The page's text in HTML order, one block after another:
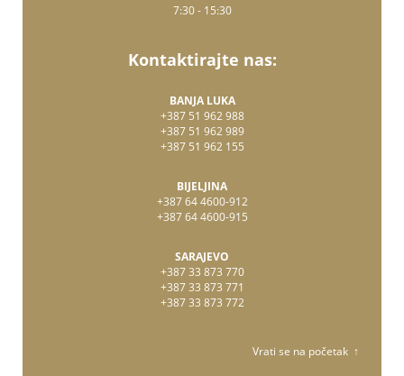
7:30 - 15:30
Kontaktirajte nas:
BANJA LUKA
+387 51 962 988
+387 51 962 989
+387 51 962 155
BIJELJINA
+387 64 4600-912
+387 64 4600-915
SARAJEVO
+387 33 873 770
+387 33 873 771
+387 33 873 772
Vrati se na početak ↑